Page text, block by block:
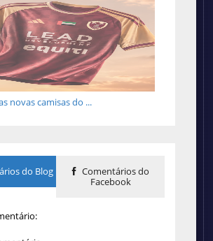
novas camisas do ...
do Blog
Comentários do
Facebook